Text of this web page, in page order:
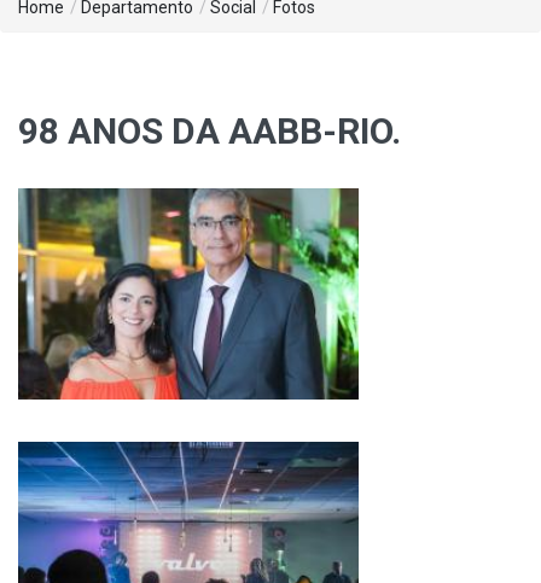
Home / Departamento / Social / Fotos
98 ANOS DA AABB-RIO.